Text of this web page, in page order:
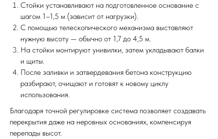
Стойки устанавливают на подготовленное основание с
шагом 1–1,5 м (зависит от нагрузки).
С помощью телескопического механизма выставляют
нужную высоту — обычно от 1,7 до 4,5 м.
На стойки монтируют унивилки, затем укладывают балки
и щиты.
После заливки и затвердевания бетона конструкцию
разбирают, очищают и готовят к новому циклу
использования.
Благодаря точной регулировке система позволяет создавать
перекрытия даже на неровных основаниях, компенсируя
перепады высот.